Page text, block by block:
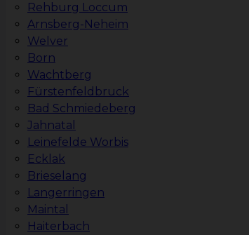
Rehburg Loccum
Arnsberg-Neheim
Welver
Born
Wachtberg
Fürstenfeldbruck
Bad Schmiedeberg
Jahnatal
Leinefelde Worbis
Ecklak
Brieselang
Langerringen
Maintal
Haiterbach